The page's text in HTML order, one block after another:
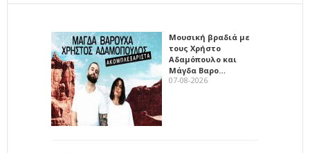
Μουσική βραδιά με
τους Χρήστο
Αδαμόπουλο και
Μάγδα Βαρο…
07-08-2026